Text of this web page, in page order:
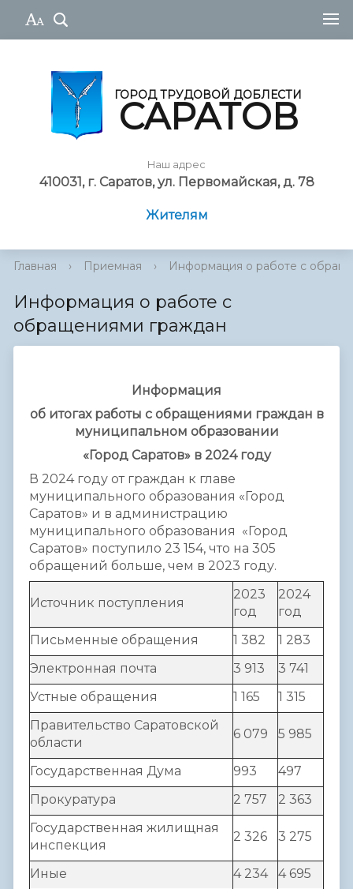
ГОРОД ТРУДОВОЙ ДОБЛЕСТИ
САРАТОВ
Наш адрес
410031, г. Саратов, ул. Первомайская, д. 78
Жителям
Главная › Приемная › Информация о работе с
Информация о работе с
обращениями граждан
Информация
об итогах работы с обращениями граждан в
муниципальном образовании
«Город Саратов» в 2024 году
В 2024 году от граждан к главе
муниципального образования «Город
Саратов» и в администрацию
муниципального образования «Город
Саратов» поступило 23 154, что на 305
обращений больше, чем в 2023 году.
Источник поступления
2023
год
2024
год
Письменные обращения
1 382
1 283
Электронная почта
3 913
3 741
Устные обращения
1 165
1 315
Правительство Саратовской
области
6 079 5 985
Государственная Дума 993
497
Прокуратура
2 757
2 363
Государственная жилищная
инспекция
2 326 3 275
Иные 4 234
4 695